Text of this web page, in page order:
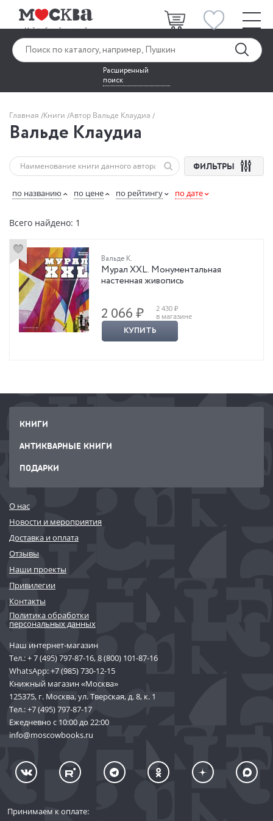
Расширенный
поиск
Главная Книги Автор Вальде Клаудиа
Вальде Клаудиа
ФИЛЬТРЫ
по названию по цене по рейтингу по дате
Всего найдено: 1
Вальде К.
Мурал XXL. Монументальная
настенная живопись
2 066 ₽
2 430 ₽
в магазине
КУПИТЬ
КНИГИ
АНТИКВАРНЫЕ КНИГИ
ПОДАРКИ
О нас
Новости и мероприятия
Доставка и оплата
Отзывы
Наши проекты
Привилегии
Контакты
Политика обработки
персональных данных
Наш интернет-магазин
Тел.:+ 7 (495) 797-87-16,8 (800) 101-87-16
WhatsApp:+7 (985) 730-12-15
Книжный магазин «Москва»
125375, г. Москва, ул. Тверская, д. 8, к. 1
Тел.:+7 (495) 797-87-17
Ежедневно с 10:00 до 22:00
info@moscowbooks.ru
Принимаем к оплате: